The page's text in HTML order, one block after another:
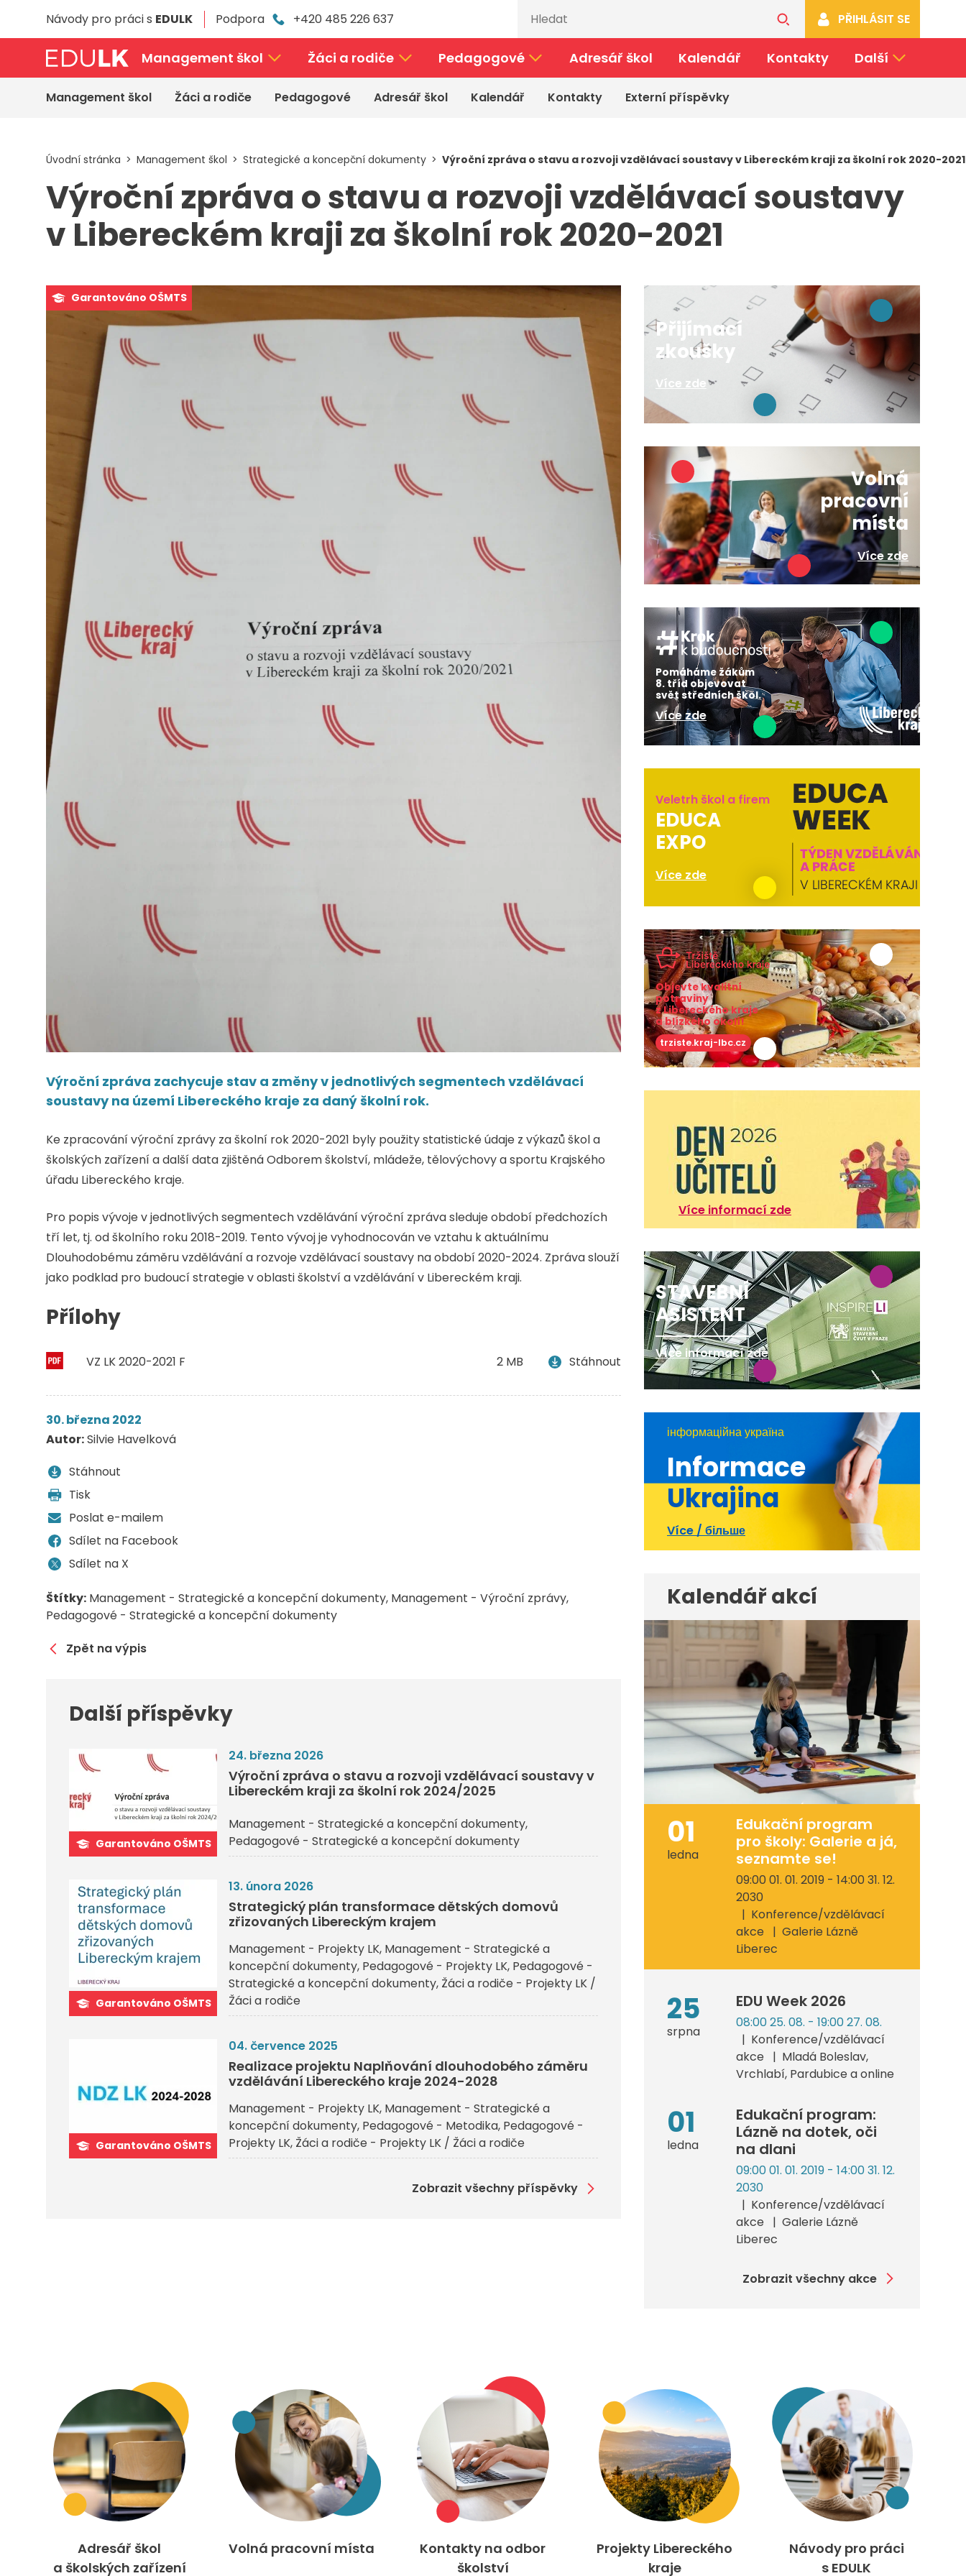
Návody pro práci s EDULK Podpora +420 485 226 637 PŘIHLÁSIT SE
Management škol Žáci a rodiče Pedagogové Adresář škol Kalendář Kontakty Další
Management škol Žáci a rodiče Pedagogové Adresář škol Kalendář Kontakty Externí příspěvky
Úvodní stránka Management škol Strategické a koncepční dokumenty Výroční zpráva o stavu a rozvoji vzdělávací soustavy v Libereckém kraji za školní rok 2020-2021
Výroční zpráva o stavu a rozvoji vzdělávací soustavy
v Libereckém kraji za školní rok 2020-2021
Garantováno OŠMTS
Výroční zpráva zachycuje stav a změny v jednotlivých segmentech vzdělávací
soustavy na území Libereckého kraje za daný školní rok.
Ke zpracování výroční zprávy za školní rok 2020-2021 byly použity statistické údaje z výkazů škol a
školských zařízení a další data zjištěná Odborem školství, mládeže, tělovýchovy a sportu Krajského
úřadu Libereckého kraje.
Pro popis vývoje v jednotlivých segmentech vzdělávání výroční zpráva sleduje období předchozích
tří let, tj. od školního roku 2018-2019. Tento vývoj je vyhodnocován ve vztahu k aktuálnímu
Dlouhodobému záměru vzdělávání a rozvoje vzdělávací soustavy na období 2020-2024. Zpráva slouží
jako podklad pro budoucí strategie v oblasti školství a vzdělávání v Libereckém kraji.
Přílohy
VZ LK 2020-2021 F 2 MB Stáhnout
30. března 2022
Autor:Silvie Havelková
Stáhnout
Tisk
Poslat e-mailem
Sdílet na Facebook
Sdílet na X
Štítky: Management - Strategické a koncepční dokumenty Management - Výroční zprávy
Pedagogové - Strategické a koncepční dokumenty
Zpět na výpis
Další příspěvky
Garantováno OŠMTS
24. března 2026
Výroční zpráva o stavu a rozvoji vzdělávací soustavy v
Libereckém kraji za školní rok 2024/2025
Management - Strategické a koncepční dokumenty
Pedagogové - Strategické a koncepční dokumenty
Garantováno OŠMTS
13. února 2026
Strategický plán transformace dětských domovů
zřizovaných Libereckým krajem
Management - Projekty LK Management - Strategické a
koncepční dokumenty Pedagogové - Projekty LK Pedagogové -
Strategické a koncepční dokumenty Žáci a rodiče - Projekty LK /
Žáci a rodiče
Garantováno OŠMTS
04. července 2025
Realizace projektu Naplňování dlouhodobého záměru
vzdělávání Libereckého kraje 2024-2028
Management - Projekty LK Management - Strategické a
koncepční dokumenty Pedagogové - Metodika Pedagogové -
Projekty LK Žáci a rodiče - Projekty LK / Žáci a rodiče
Zobrazit všechny příspěvky
Přijímací
zkoušky
Více zde
Volná
pracovní
místa
Více zde
Pomáháme žákům
8. tříd objevovat
svět středních škol.
Více zde
Veletrh škol a firem
EDUCA
EXPO
Více zde
Objevte kvalitní
potraviny
z Libereckého kraje
a blízkého okolí!
trziste.kraj-lbc.cz
Více informací zde
STAVEBNÍ
ASISTENT
Více informací zde
інформаційна україна
Informace
Ukrajina
Více / більше
Kalendář akcí
01
ledna
Edukační program
pro školy: Galerie a já,
seznamte se!
09:00 01. 01. 2019 - 14:00 31. 12.
2030
Konference/vzdělávací
akce
Galerie Lázně
Liberec
25
srpna
EDU Week 2026
08:00 25. 08. - 19:00 27. 08.
Konference/vzdělávací
akce
Mladá Boleslav,
Vrchlabí, Pardubice a online
01
ledna
Edukační program:
Lázně na dotek, oči
na dlani
09:00 01. 01. 2019 - 14:00 31. 12.
2030
Konference/vzdělávací
akce
Galerie Lázně
Liberec
Zobrazit všechny akce
Adresář škol
a školských zařízení
Volná pracovní místa
Kontakty na odbor
školství
Projekty Libereckého
kraje
Návody pro práci
s EDULK